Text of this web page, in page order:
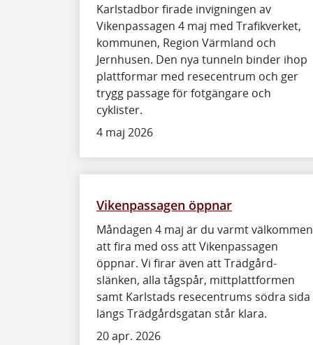
Karlstadbor firade invigningen av
Vikenpassagen 4 maj med Trafikverket,
kommunen, Region Värmland och
Jernhusen. Den nya tunneln binder ihop
plattformar med resecentrum och ger
trygg passage för fotgängare och
cyklister.
4 maj 2026
Vikenpassagen öppnar
Måndagen 4 maj är du varmt välkommen
att fira med oss att Viken­passagen
öppnar. Vi firar även att Trädgård­
slänken, alla tågspår, mittplatt­formen
samt Karlstads resecentrums södra sida
längs Trädgårds­gatan står klara.
20 apr. 2026